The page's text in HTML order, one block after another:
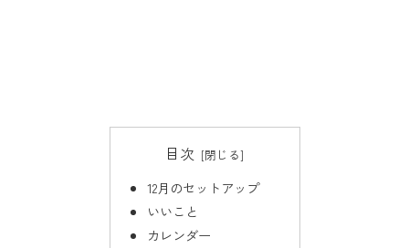
目次
12月のセットアップ
いいこと
カレンダー